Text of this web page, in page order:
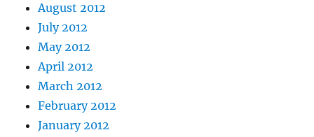
August 2012
July 2012
May 2012
April 2012
March 2012
February 2012
January 2012